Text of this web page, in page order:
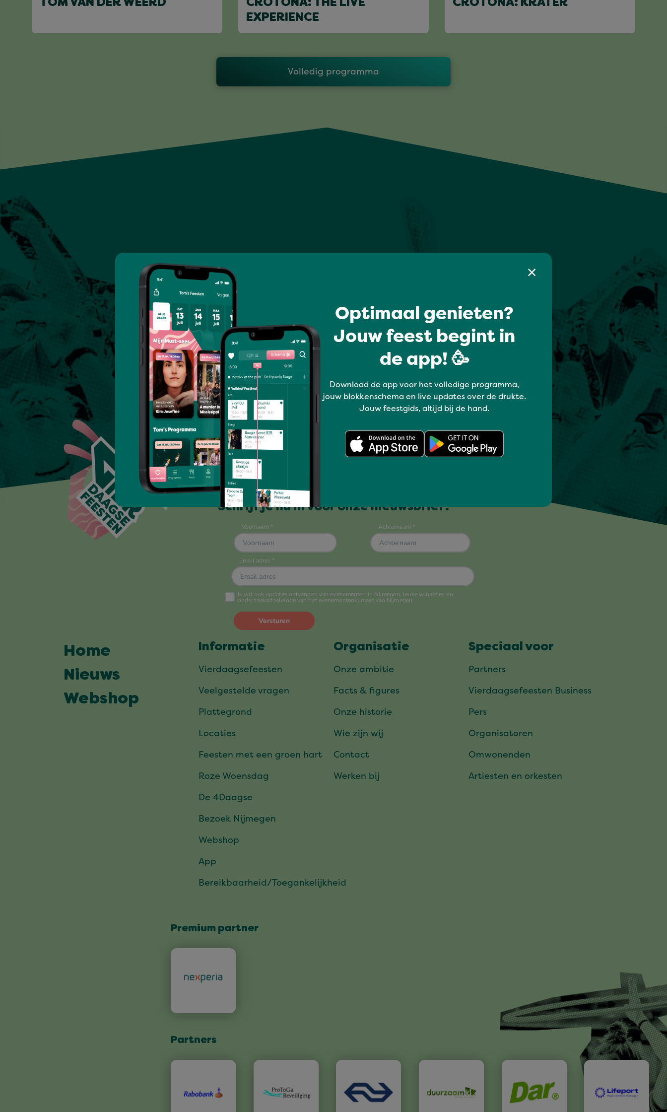
TOM VAN DER WEERD
CROTONA: THE LIVE
EXPERIENCE
CROTONA: KRATER
Volledig programma
Optimaal genieten?
Jouw feest begint in
de app! 🥳
Download de app voor het volledige programma,
jouw blokkenschema en live updates over de drukte.
Jouw feestgids, altijd bij de hand.
Altijd op de hoogte?
Schrijf je nu in voor onze nieuwsbrief!
Home
Nieuws
Webshop
Informatie
Vierdaagsefeesten
Veelgestelde vragen
Plattegrond
Locaties
Feesten met een groen hart
Roze Woensdag
De 4Daagse
Bezoek Nijmegen
Webshop
App
Bereikbaarheid/Toegankelijkheid
Organisatie
Onze ambitie
Facts & figures
Onze historie
Wie zijn wij
Contact
Werken bij
Speciaal voor
Partners
Vierdaagsefeesten Business
Pers
Organisatoren
Omwonenden
Artiesten en orkesten
Premium partner
Partners